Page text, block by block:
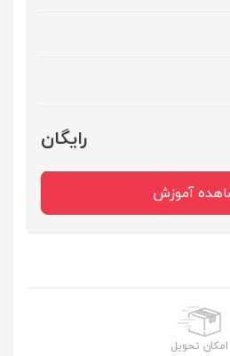
رایگان
آموزش
امکان تحویل